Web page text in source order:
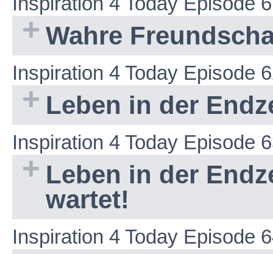
Wahre
Inspiration 4 Today Episode
Leben in der
Inspiration 4 Today Episode
Leben in der
wartet!
Inspiration 4 Today Episode